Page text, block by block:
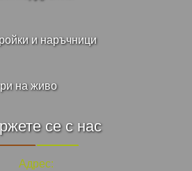
и наръчници
на живо
се с нас
Адрес: